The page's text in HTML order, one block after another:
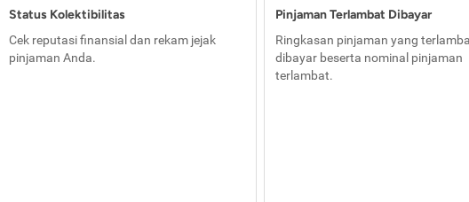
Status Kolektibilitas
Cek reputasi finansial dan rekam jejak
pinjaman Anda.
Pinjaman Terlambat Dibayar
Ringkasan pinjaman yang
dibayar beserta nominal pinjaman
terlambat.